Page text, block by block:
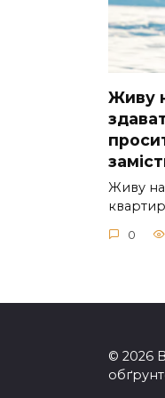
Живу
Живу на
0
© 2026